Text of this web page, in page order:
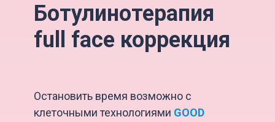
Ботулинотерапия
full face коррекция
Остановить время возможно с
клеточными технологиями GOOD